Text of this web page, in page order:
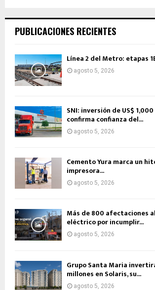
PUBLICACIONES RECIENTES
Línea 2 del Metro: etapas
agosto 5, 2026
SNI: inversión de US$
confirma confianza del...
agosto 5, 2026
Cemento Yura marca un
impresora...
agosto 5, 2026
Más de 800 afectaciones
eléctrico por incumplir...
agosto 5, 2026
Grupo Santa Maria
millones en Solaris, su...
agosto 5, 2026